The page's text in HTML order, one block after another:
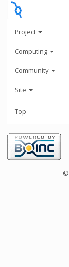
Project
Computing
Community
Site
Top